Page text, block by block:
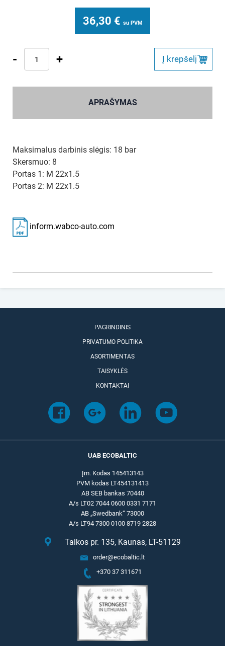
36,30 € su PVM
- + Į krepšelį
APRAŠYMAS
Maksimalus darbinis slėgis: 18 bar
Skersmuo: 8
Portas 1: M 22x1.5
Portas 2: M 22x1.5
inform.wabco-auto.com
PAGRINDINIS
PRIVATUMO POLITIKA
ASORTIMENTAS
TAISYKLĖS
KONTAKTAI
UAB ECOBALTIC
Įm. Kodas 145413143
PVM kodas LT454131413
AB SEB bankas 70440
A/s LT02 7044 0600 0331 7171
AB „Swedbank“ 73000
A/s LT94 7300 0100 8719 2828
Taikos pr. 135, Kaunas, LT-51129
order@ecobaltic.lt
+370 37 311671